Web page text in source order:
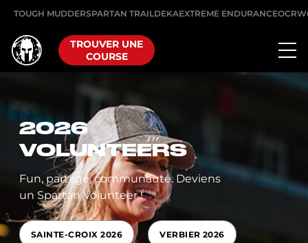
TOUGH MUDDERSPARTAN TRAILDEKAEXTREME ENDURANCE
TROUVER UNE
COURSE
2026
VOLUNTEERS
Fun, partage, communauté. Deviens
un Spartan Volunteer !
SAINTE-CROIX 2026 VERBIER 2026